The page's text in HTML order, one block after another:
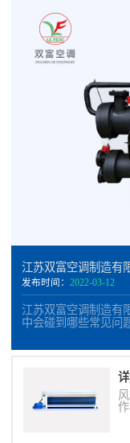
江苏双富空调制造有
发布时间： 2022-03-12
江苏双富空调制造有
中会碰到哪些常见问